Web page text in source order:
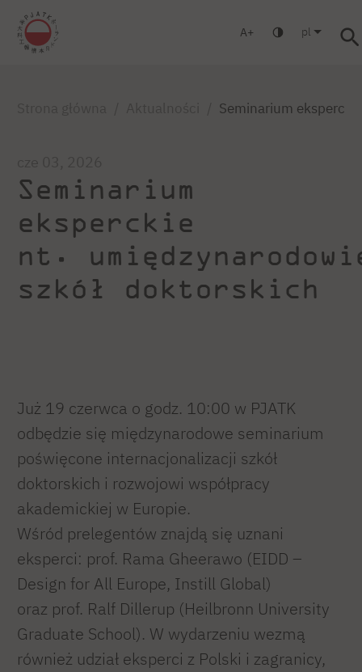
A pl
Seminarium
Seminarium
eksperckie
nt.
szkół doktorskich
Już 19 czerwca o godz. 10:00 w PJATK
odbędzie się międzynarodowe seminarium
poświęcone internacjonalizacji szkół
doktorskich i rozwojowi współpracy
akademickiej w Europie.
Wśród prelegentów znajdą się uznani
eksperci: prof. Rama Gheerawo (EIDD –
Design for All Europe, Instill Global)
oraz prof. Ralf Dillerup (Heilbronn University
Graduate School). W wydarzeniu wezmą
również udział eksperci z Polski i zagranicy,